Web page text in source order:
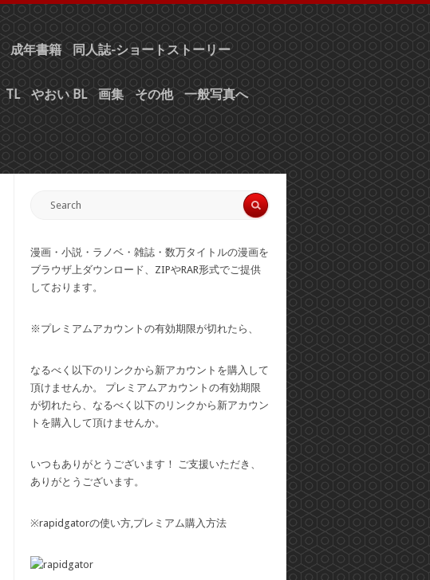
成年書籍 同人誌-ショートストーリー
TL やおい BL 画集 その他 一般写真へ
漫画・小説・ラノベ・雑誌・数万タイトルの漫画を
ブラウザ上ダウンロード、ZIPやRAR形式でご提供
しております。
※プレミアムアカウントの有効期限が切れたら、
なるべく以下のリンクから新アカウントを購入して
頂けませんか。 プレミアムアカウントの有効期限
が切れたら、なるべく以下のリンクから新アカウン
トを購入して頂けませんか。
いつもありがとうございます！ ご支援いただき、
ありがとうございます。
※rapidgatorの使い方,プレミアム購入方法